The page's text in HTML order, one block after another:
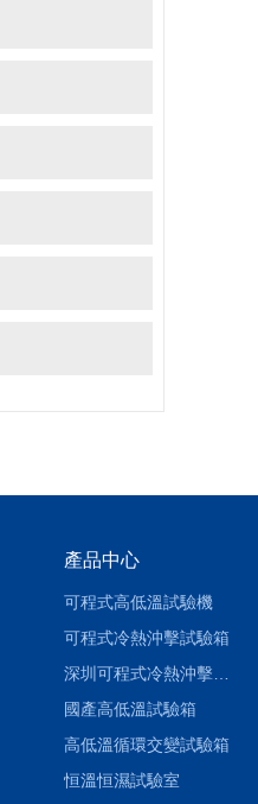
產品中心
可程式高低溫試驗機
可程式冷熱沖擊試驗箱
國產高低溫試驗箱
高低溫循環交變試驗箱
恒溫恒濕試驗室